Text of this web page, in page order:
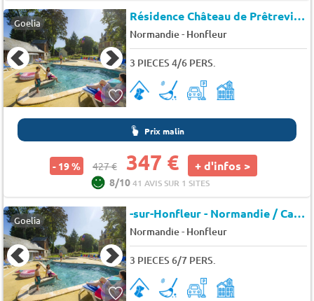
Goelia Résidence Château de Prêtreville
Normandie- Honfleur
3 PIECES 4/6 PERS.
Prix malin
- 19 % 427 € 347 € + d'infos >
8/1041 AVIS SUR 1 SITES
Goelia -sur-Honfleur - Normandie / Calvados - Résidence Le Château de Prêtreville
Normandie- Honfleur
3 PIECES 6/7 PERS.